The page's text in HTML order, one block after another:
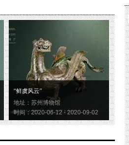
“鲜虞风云”
地址：苏州博物馆
时间：2020-06-12 - 2020-09-02